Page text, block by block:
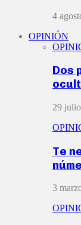
4
OPINIÓN
Dos
29
Te
3